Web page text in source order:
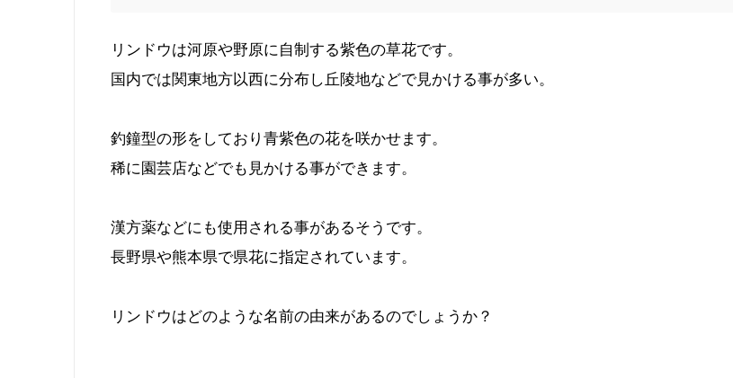
リンドウは河原や野原に自制する紫色の草花です。
国内では関東地方以西に分布し丘陵地などで見かける事が多い。
釣鐘型の形をしており青紫色の花を咲かせます。
稀に園芸店などでも見かける事ができます。
漢方薬などにも使用される事があるそうです。
長野県や熊本県で県花に指定されています。
リンドウはどのような名前の由来があるのでしょうか？